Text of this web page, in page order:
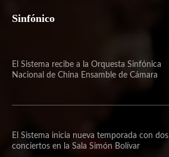
Sinfónico
El Sistema recibe a la Orquesta Sinfónica
Nacional de China Ensamble de Cámara
El Sistema inicia nueva temporada con dos
conciertos en la Sala Simón Bolívar